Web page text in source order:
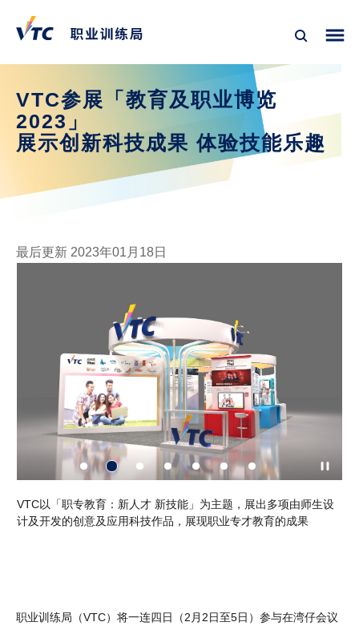
VTC参展「教育及职业博览
2023」
展示创新科技成果 体验技能乐趣
最后更新 2023年01月18日
VTC以「职专教育：新人才 新技能」为主题，展出多项由师生设
计及开发的创意及应用科技作品，展现职业专才教育的成果
职业训练局（VTC）将一连四日（2月2日至5日）参与在湾仔会议